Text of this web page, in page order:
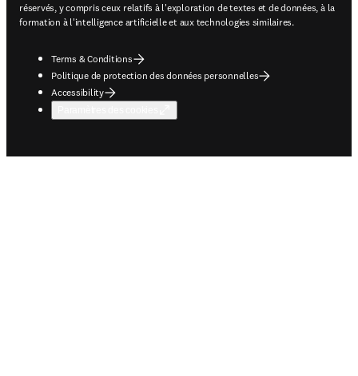
réservés, y compris ceux relatifs à l'exploration de textes et de données, à la
formation à l'intelligence artificielle et aux technologies similaires.
Terms & Conditions
Politique de protection des données personnelles
Accessibility